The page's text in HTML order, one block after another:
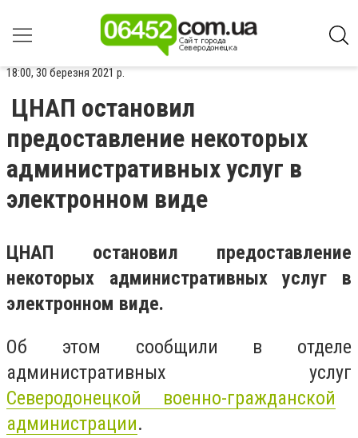
18:00, 30 березня 2021 р.
ЦНАП остановил
предоставление некоторых
административных услуг в
электронном виде
ЦНАП остановил предоставление
некоторых административных услуг в
электронном виде.
Об этом сообщили в отделе
административных услуг
Северодонецкой военно-гражданской
администрации.